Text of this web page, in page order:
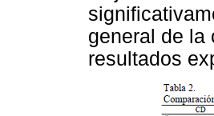
general de
resultados